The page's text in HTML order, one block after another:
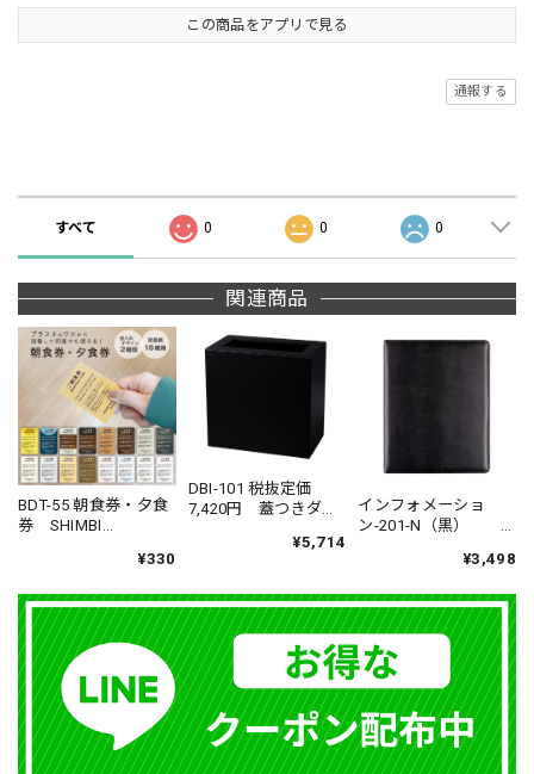
この商品をアプリで見る
通報する
すべて 0 0 0
関連商品
BDT-55 朝食券・夕食
券 SHIMBI
サッポロ） UV-食事
¥330
DBI-101 税抜定価
7,420円 蓋つきダス
ル ＃旅館 ＃客¥5,714
インフォメーショ
ン-201-N（黒）
対応 メニューブッ
¥3,498